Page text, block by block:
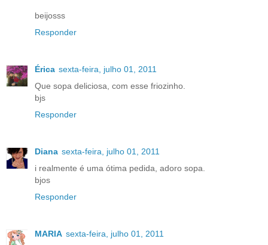
beijosss
Responder
Érica sexta-feira, julho 01, 2011
Que sopa deliciosa, com esse friozinho.
bjs
Responder
Diana sexta-feira, julho 01, 2011
i realmente é uma ótima pedida, adoro sopa.
bjos
Responder
MARIA sexta-feira, julho 01, 2011